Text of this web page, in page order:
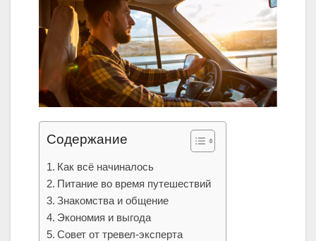
Содержание
Как всё начиналось
Питание во время путешествий
Знакомства и общение
Экономия и выгода
Совет от тревел-эксперта